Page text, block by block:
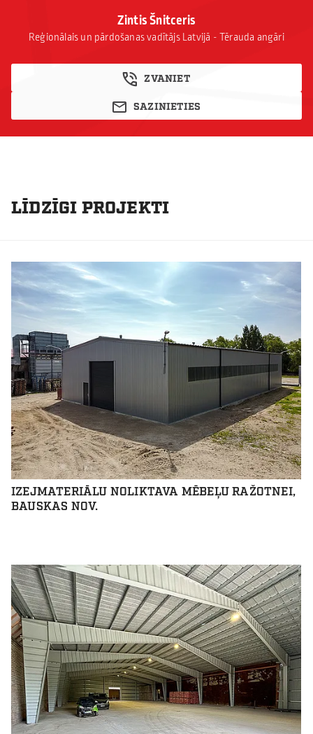
Zintis Šnitceris
Reģionālais un pārdošanas vadītājs Latvijā - Tērauda angāri
ZVANIET
SAZINIETIES
LĪDZĪGI PROJEKTI
IZEJMATERIĀLU NOLIKTAVA MĒBEĻU RAŽOTNEI,
BAUSKAS NOV.